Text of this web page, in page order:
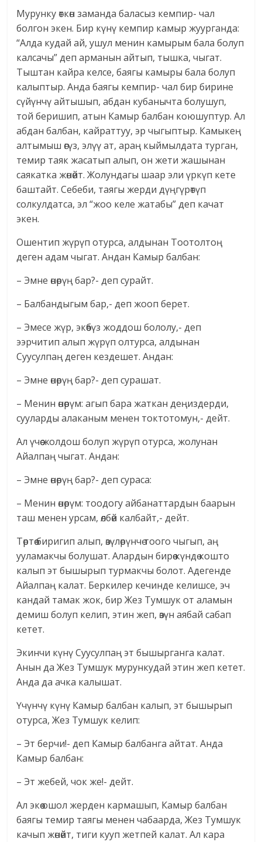
Мурунку өткөн заманда баласыз кемпир- чал
болгон экен. Бир күнү кемпир камыр жуурганда:
“Алда кудай ай, ушул менин камырым бала болуп
калсачы” деп арманын айтып, тышка, чыгат.
Тыштан кайра келсе, баягы камыры бала болуп
калыптыр. Анда баягы кемпир- чал бир бирине
сүйүнчү айтышып, абдан кубанычта болушуп,
той беришип, атын Камыр балбан коюшуптур. Ал
абдан балбан, кайраттуу, эр чыгыптыр. Камыкең
алтымыш өгүз, элүү ат, араң кыймылдата турган,
темир таяк жасатып алып, он жети жашынан
саякатка жөнөйт. Жолундагы шаар эли үркүп кете
баштайт. Себеби, таягы жерди дүңгүрөтүп
солкулдатса, эл “жоо келе жатабы” деп качат
экен.
Ошентип жүрүп отурса, алдынан Тоотолтоң
деген адам чыгат. Андан Камыр балбан:
– Эмне өнөрүң бар?- деп сурайт.
– Балбандыгым бар,- деп жооп берет.
– Эмесе жүр, экөөбүз жоддош бололу,- деп
ээрчитип алып жүрүп олтурса, алдынан
Суусулпаң деген кездешет. Андан:
– Эмне өнөрүң бар?- деп сурашат.
– Менин өнөрүм: агып бара жаткан деңиздерди,
сууларды алаканым менен токтотомун,- дейт.
Ал үчөө жолдош болуп жүрүп отурса, жолунан
Айалпаң чыгат. Андан:
– Эмне өнөрүң бар?- деп сураса:
– Менин өнөрүм: тоодогу айбанаттардын баарын
таш менен урсам, өлбөй калбайт,- дейт.
Төртөө биригип алып, өзүлөрүнчө тоого чыгып, аң
ууламакчы болушат. Алардын бирөө күндө кошто
калып эт бышырып турмакчы болот. Адегенде
Айалпаң калат. Беркилер кечинде келишсе, эч
кандай тамак жок, бир Жез Тумшук от аламын
демиш болуп келип, этин жеп, өзүн аябай сабап
кетет.
Экинчи күнү Суусулпаң эт бышырганга калат.
Анын да Жез Тумшук мурункудай этин жеп кетет.
Анда да ачка калышат.
Үчүнчү күнү Камыр балбан калып, эт бышырып
отурса, Жез Тумшук келип:
– Эт берчи!- деп Камыр балбанга айтат. Анда
Камыр балбан:
– Эт жебей, чок же!- дейт.
Ал экөө ошол жерден кармашып, Камыр балбан
баягы темир таягы менен чабаарда, Жез Тумшук
качып жөнөйт, тиги кууп жетпей калат. Ал кара